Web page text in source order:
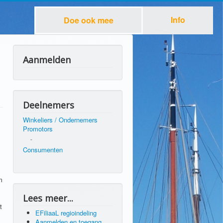
Doe ook mee Info
Aanmelden
Deelnemers
Winkeliers / Ondernemers
Promotors
-
Consumenten
Lees meer...
EFiliaaL regioindeling